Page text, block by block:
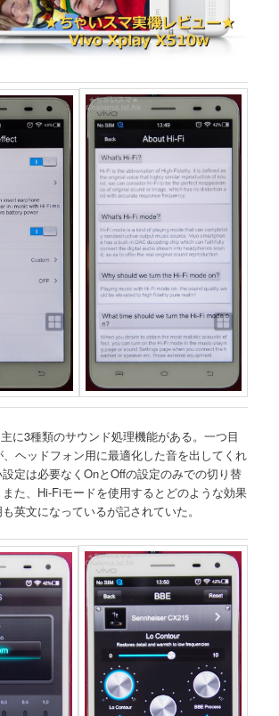
に3種類のサウンド処理機能がある。一つ目
ヘッドフォン用に最適化した音を出してくれ
定は必要なくOnとOffの設定のみでの切り替
た、Hi-Fiモードを使用するとどのような効果
英文になっているが記されていた。